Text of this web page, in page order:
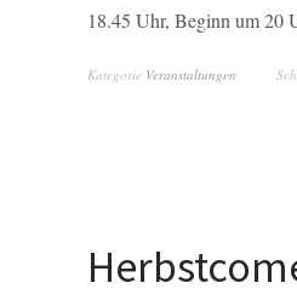
18.45 Uhr, Beginn um
Kategorie Veranstaltungen